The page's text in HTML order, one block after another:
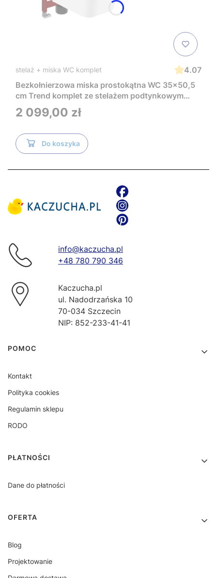
stelaż + miska WC komplet
4.07
Bezkołnierzowa miska prostokątna WC 35x50,5
cm Trend komplet ze stelażem podtynkowym
Tece i czarnym przyciskiem TeceNow
TR2216+Tece
Cena
2 099,00 zł
Do koszyka
info@kaczucha.pl
+48 780 790 346
Kaczucha.pl
ul. Nadodrzańska 10
70-034 Szczecin
NIP: 852-233-41-41
Linki w stopce
POMOC
Kontakt
Polityka cookies
Regulamin sklepu
RODO
PŁATNOŚCI
Dane do płatności
OFERTA
Blog
Projektowanie